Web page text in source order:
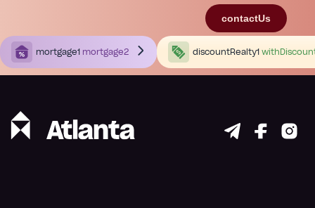
contactUs
mortgage1 mortgage2 discountRealty1